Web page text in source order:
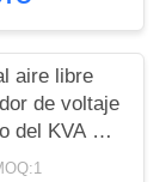
aire libre
de voltaje
del KVA 3
servo